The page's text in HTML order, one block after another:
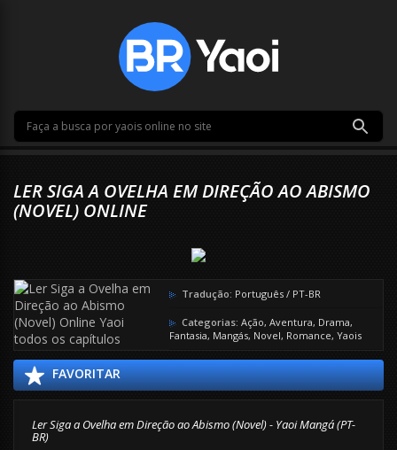
LER SIGA A OVELHA EM DIREÇÃO AO ABISMO
(NOVEL) ONLINE
Tradução: Português / PT-BR
Categorias: Ação, Aventura, Drama,
Fantasia, Mangás, Novel, Romance, Yaois
FAVORITAR
Ler Siga a Ovelha em Direção ao Abismo (Novel) - Yaoi Mangá (PT-
BR)